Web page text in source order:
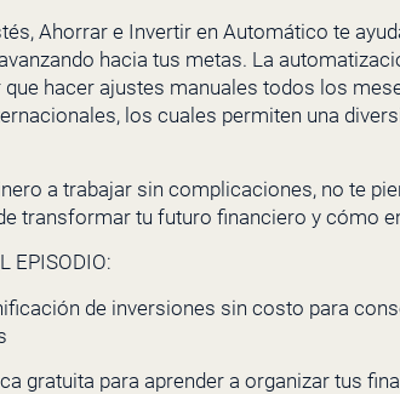
Ahorrar e Invertir en Automático te
hacia tus metas. La
hacer ajustes manuales todos los
los cuales permiten una
a trabajar sin complicaciones, no te
transformar tu futuro financiero y cómo
EPISODIO:
de inversiones sin costo para
gratuita para aprender a organizar tus